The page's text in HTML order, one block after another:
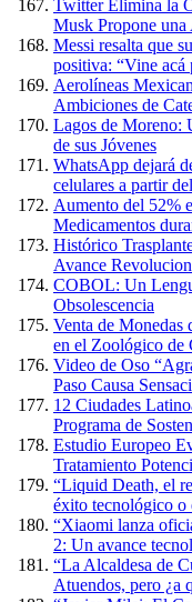
Twitter Elimina la
Musk Propone una
Messi resalta que
positiva: “Vine acá
Aerolíneas
Ambiciones de
Lagos de Moreno:
de sus Jóvenes
WhatsApp dejará
celulares a partir
Aumento del 52%
Medicamentos
Histórico
Avance
COBOL: Un
Obsolescencia
Venta de
en el Zoológico de
Video de Oso
Paso Causa
12 Ciudades
Programa de
Estudio Europeo
Tratamiento
“Liquid Death, el
éxito tecnológico o
“Xiaomi lanza
2: Un avance
“La Alcaldesa de
Atuendos, pero ¿a